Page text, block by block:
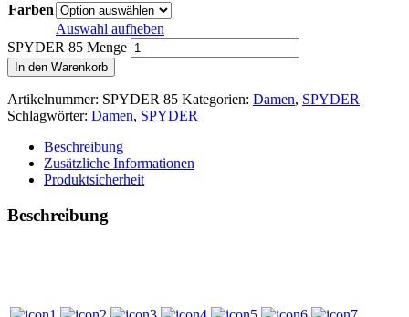
Farben
Auswahl aufheben
SPYDER 85 Menge
In den Warenkorb
Artikelnummer: SPYDER 85 Kategorien: Damen, SPYDER
Schlagwörter: Damen, SPYDER
Beschreibung
Zusätzliche Informationen
Produktsicherheit
Beschreibung